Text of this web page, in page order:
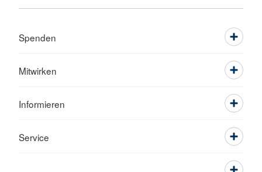
Spenden
Mitwirken
Informieren
Service